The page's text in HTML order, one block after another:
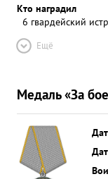
Кто наградил
6 гвардейский
Ещё
Медаль «За